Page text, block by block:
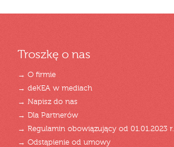
Troszkę o nas
→ O firmie
→ deKEA w mediach
→ Napisz do nas
→ Dla Partnerów
→ Regulamin obowiązujący od 01.01.2023 r.
→ Odstąpienie od umowy